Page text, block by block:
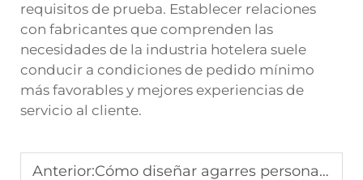
requisitos de prueba. Establecer relaciones
con fabricantes que comprenden las
necesidades de la industria hotelera suele
conducir a condiciones de pedido mínimo
más favorables y mejores experiencias de
servicio al cliente.
Anterior:Cómo diseñar agarres personalizados para teléfono para una comercialización de marca efectiva